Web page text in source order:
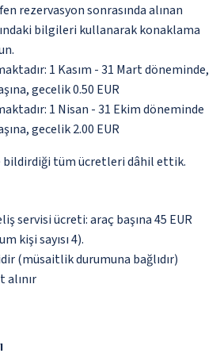
rezervasyon sonrasında alınan
bilgileri kullanarak konaklama
1 Kasım - 31 Mart döneminde,
gecelik 0.50 EUR
1 Nisan - 31 Ekim döneminde
gecelik 2.00 EUR
bildirdiği tüm ücretleri dâhil ettik.
servisi ücreti: araç başına 45 EUR
kişi sayısı 4).
(müsaitlik durumuna bağlıdır)
alınır